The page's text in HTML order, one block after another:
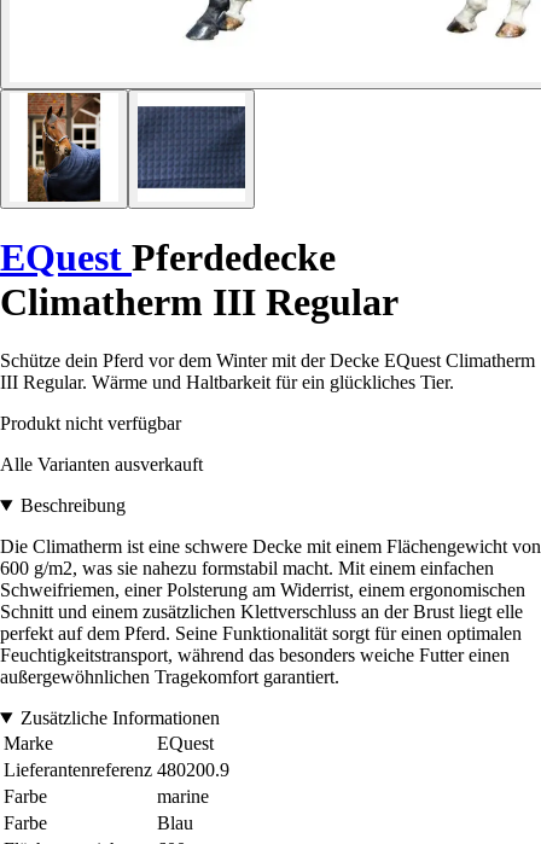
EQuest Pferdedecke
Climatherm III Regular
Schütze dein Pferd vor dem Winter mit der Decke EQuest Climatherm
III Regular. Wärme und Haltbarkeit für ein glückliches Tier.
Produkt nicht verfügbar
Alle Varianten ausverkauft
Beschreibung
Die Climatherm ist eine schwere Decke mit einem Flächengewicht von
600 g/m2, was sie nahezu formstabil macht. Mit einem einfachen
Schweifriemen, einer Polsterung am Widerrist, einem ergonomischen
Schnitt und einem zusätzlichen Klettverschluss an der Brust liegt elle
perfekt auf dem Pferd. Seine Funktionalität sorgt für einen optimalen
Feuchtigkeitstransport, während das besonders weiche Futter einen
außergewöhnlichen Tragekomfort garantiert.
Zusätzliche Informationen
Marke
EQuest
Lieferantenreferenz 480200.9
Farbe
marine
Farbe
Blau